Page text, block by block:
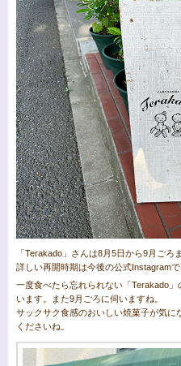
「Terakado」さんは8月5日から9月ごろ
詳しい再開時期は今後の公式Instagramで
一度食べたら忘れられない「Terakado
います。また9月ごろに伺いますね。
サックサク食感のおいしい焼菓子が気に
くださいね。